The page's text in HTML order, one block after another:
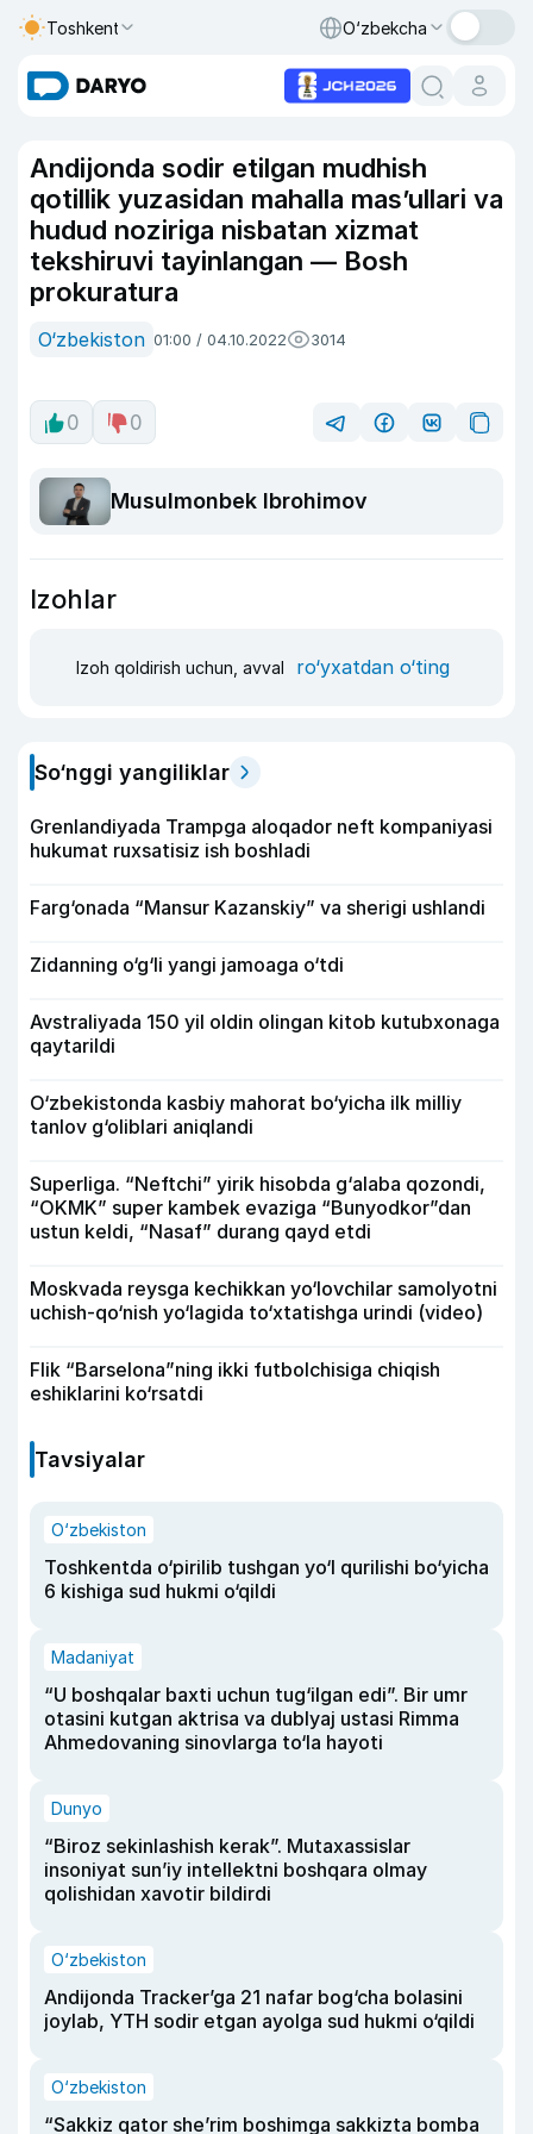
Toshkent O‘zbekcha
Andijonda sodir etilgan mudhish
qotillik yuzasidan mahalla mas’ullari va
hudud noziriga nisbatan xizmat
tekshiruvi tayinlangan — Bosh
prokuratura
O‘zbekiston 01:00 / 04.10.2022 3014
0 0
Musulmonbek Ibrohimov
Izohlar
Izoh qoldirish uchun, avval ro‘yxatdan o‘ting
So‘nggi yangiliklar
Grenlandiyada Trampga aloqador neft kompaniyasi
hukumat ruxsatisiz ish boshladi
Farg‘onada “Mansur Kazanskiy” va sherigi ushlandi
Zidanning o‘g‘li yangi jamoaga o‘tdi
Avstraliyada 150 yil oldin olingan kitob kutubxonaga
qaytarildi
O‘zbekistonda kasbiy mahorat bo‘yicha ilk milliy
tanlov g‘oliblari aniqlandi
Superliga. “Neftchi” yirik hisobda g‘alaba qozondi,
“OKMK” super kambek evaziga “Bunyodkor”dan
ustun keldi, “Nasaf” durang qayd etdi
Moskvada reysga kechikkan yo‘lovchilar samolyotni
uchish-qo‘nish yo‘lagida to‘xtatishga urindi (video)
Flik “Barselona”ning ikki futbolchisiga chiqish
eshiklarini ko‘rsatdi
Tavsiyalar
O‘zbekiston
Toshkentda o‘pirilib tushgan yo‘l qurilishi bo‘yicha
6 kishiga sud hukmi o‘qildi
Madaniyat
“U boshqalar baxti uchun tug‘ilgan edi”. Bir umr
otasini kutgan aktrisa va dublyaj ustasi Rimma
Ahmedovaning sinovlarga to‘la hayoti
Dunyo
“Biroz sekinlashish kerak”. Mutaxassislar
insoniyat sun’iy intellektni boshqara olmay
qolishidan xavotir bildirdi
O‘zbekiston
Andijonda Tracker’ga 21 nafar bog‘cha bolasini
joylab, YTH sodir etgan ayolga sud hukmi o‘qildi
O‘zbekiston
“Sakkiz qator she’rim boshimga sakkizta bomba